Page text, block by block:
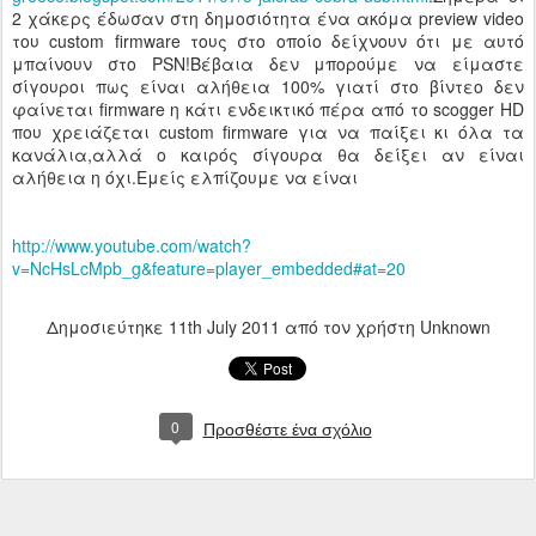
2 χάκερς έδωσαν στη δημοσιότητα ένα ακόμα preview video
του custom firmware τους στο οποίο δείχνουν ότι με αυτό
μπαίνουν στο PSN!Βέβαια δεν μπορούμε να είμαστε
σίγουροι πως είναι αλήθεια 100% γιατί στο βίντεο δεν
φαίνεται firmware η κάτι ενδεικτικό πέρα από το scogger HD
που χρειάζεται custom firmware για να παίξει κι όλα τα
κανάλια,αλλά ο καιρός σίγουρα θα δείξει αν είναι
αλήθεια η όχι.Εμείς ελπίζουμε να είναι
http://www.youtube.com/watch?
v=NcHsLcMpb_g&feature=player_embedded#at=20
Δημοσιεύτηκε 11th July 2011 από τον χρήστη Unknown
0 Προσθέστε ένα σχόλιο